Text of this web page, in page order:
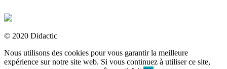
© 2020 Didactic
Nous utilisons des cookies pour vous garantir la meilleure
expérience sur notre site web. Si vous continuez à utiliser ce site,